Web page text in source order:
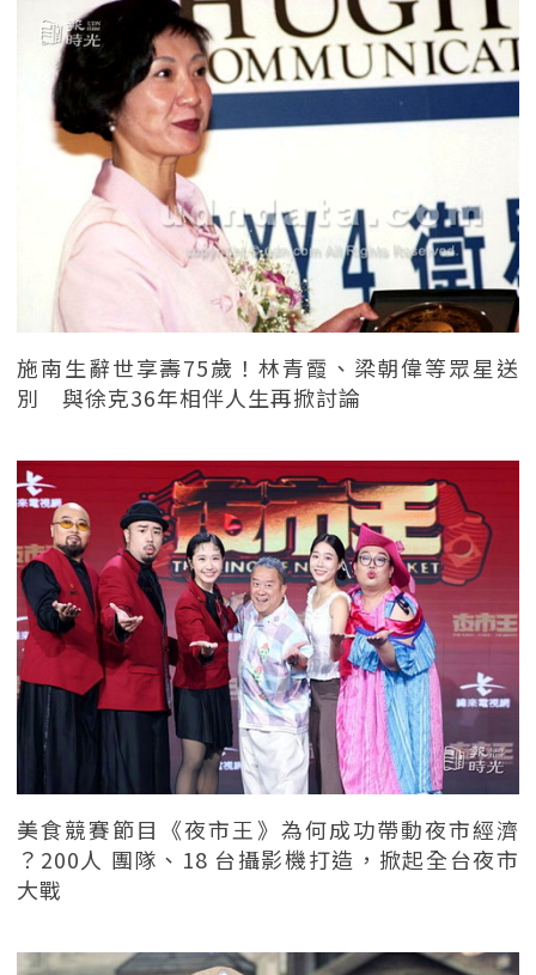
施南生辭世享壽75歲！林青霞、梁朝偉等眾星送
別 與徐克36年相伴人生再掀討論
美食競賽節目《夜市王》為何成功帶動夜市經濟
？200人 團隊、18 台攝影機打造，掀起全台夜市
大戰